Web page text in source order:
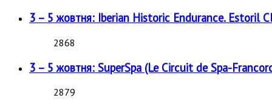
3 – 5 жовтня: Iberian Historic Endurance. Estoril
2868
3 – 5 жовтня: SuperSpa (Le Circuit de Spa-
2879